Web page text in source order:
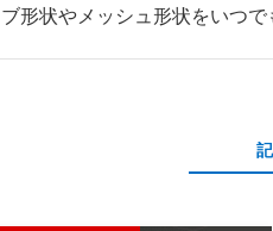
ブ形状やメッシュ形状をいつで